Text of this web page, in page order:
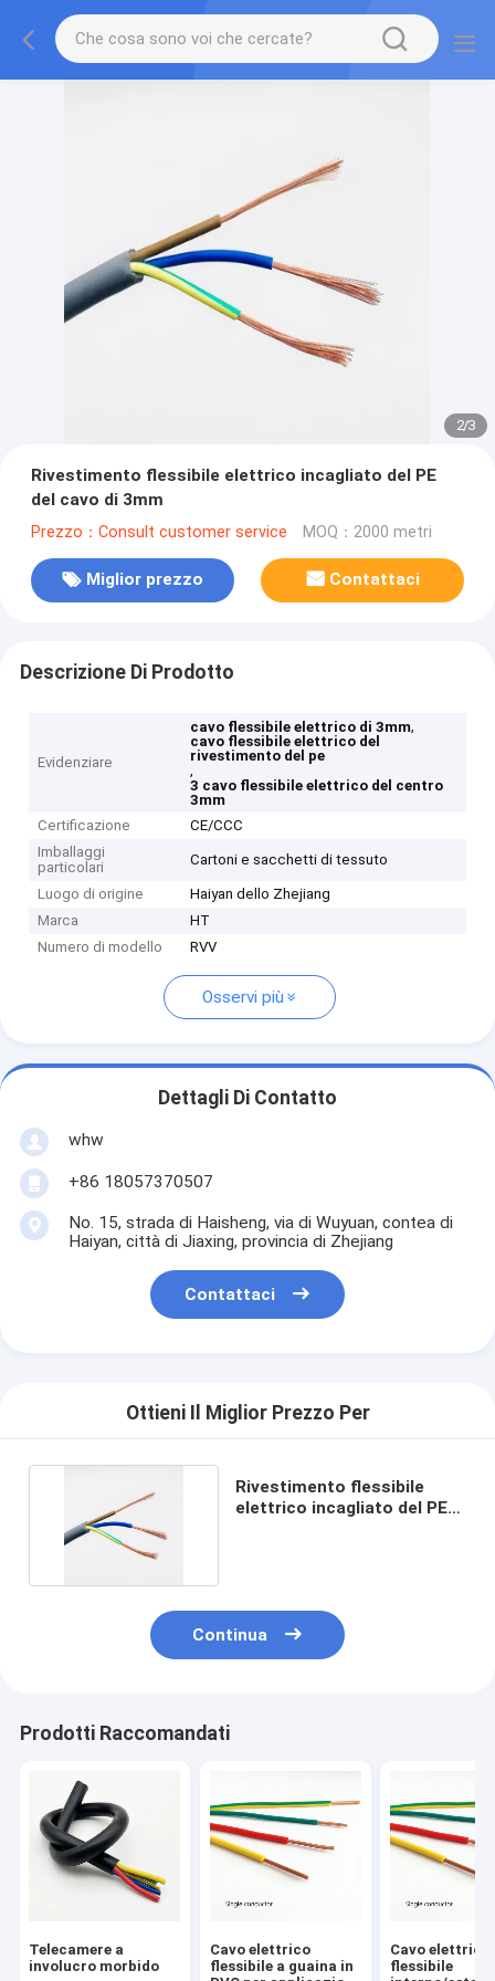
2/3
Rivestimento flessibile elettrico incagliato del PE
del cavo di 3mm
Prezzo：Consult customer service MOQ：2000 metri
Miglior prezzo Contattaci
Descrizione Di Prodotto
Evidenziare
cavo flessibile elettrico di 3mm,
cavo flessibile elettrico del
rivestimento del pe
,
3 cavo flessibile elettrico del centro
3mm
Certificazione
CE/CCC
Imballaggi
particolari
Cartoni e sacchetti di tessuto
Luogo di origine
Haiyan dello Zhejiang
Marca
HT
Numero di modello
RVV
Osservi più
Dettagli Di Contatto
whw
+86 18057370507
No. 15, strada di Haisheng, via di Wuyuan, contea di
Haiyan, città di Jiaxing, provincia di Zhejiang
Contattaci
Ottieni Il Miglior Prezzo Per
Rivestimento flessibile
elettrico incagliato del PE
Continua
Prodotti Raccomandati
Telecamere a
involucro morbido
Cavo elettrico
flessibile a guaina in
Cavo elettrico
flessibile